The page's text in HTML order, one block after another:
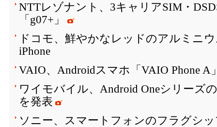
NTTレゾナント、3キャリアSIM・
「g07+」
ドコモ、鮮やかなレッドのアルミニ
iPhone
VAIO、Androidスマホ「VAIO Phone A
ワイモバイル、Android Oneシリーズ
を発表
ソニー、スマートフォンのフラグシ